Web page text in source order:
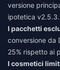
versione
ipotetica v2.5.3.
I pacchetti
conversione da
25% rispetto ai
I cosmetici